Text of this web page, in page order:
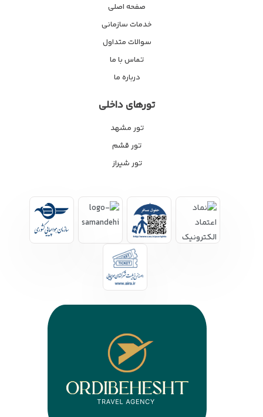
صفحه اصلی
خدمات سازمانی
سوالات متداول
تماس با ما
درباره ما
تورهای داخلی
تور مشهد
تور قشم
تور شیراز